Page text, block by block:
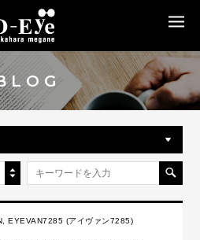
,EYEVAN7285 (アイヴァン7285)